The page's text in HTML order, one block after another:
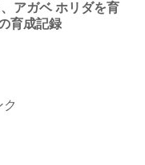
アガベ ホリダを育
育成記録